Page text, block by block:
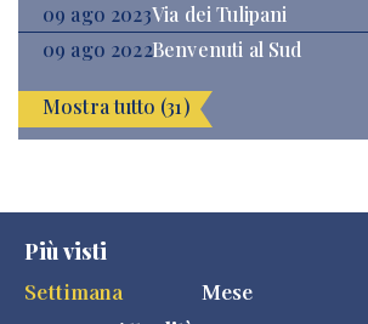
09 ago 2023Via dei Tulipani
09 ago 2022Benvenuti al Sud
Mostra tutto (31)
Più visti
Settimana
Mese